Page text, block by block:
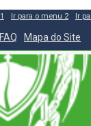
1 Ir para o menu 2 Ir
FAQ Mapa do Site